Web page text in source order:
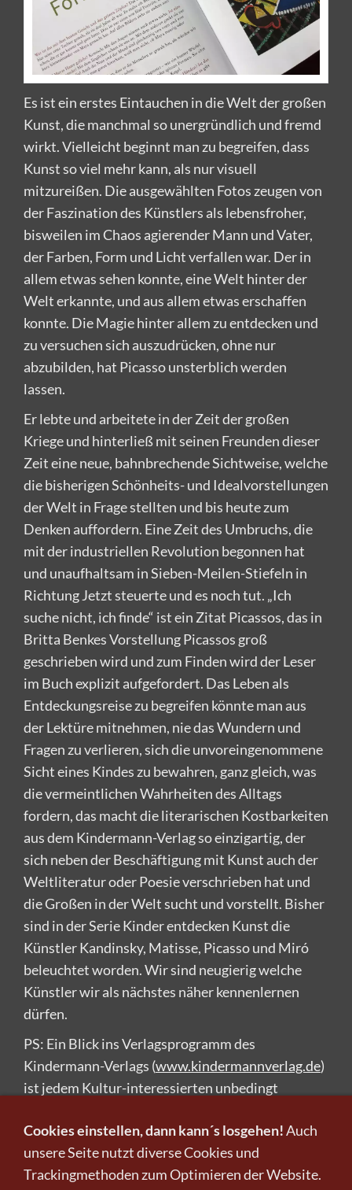
Es ist ein erstes Eintauchen in die Welt der großen
Kunst, die manchmal so unergründlich und fremd
wirkt. Vielleicht beginnt man zu begreifen, dass
Kunst so viel mehr kann, als nur visuell
mitzureißen. Die ausgewählten Fotos zeugen von
der Faszination des Künstlers als lebensfroher,
bisweilen im Chaos agierender Mann und Vater,
der Farben, Form und Licht verfallen war. Der in
allem etwas sehen konnte, eine Welt hinter der
Welt erkannte, und aus allem etwas erschaffen
konnte. Die Magie hinter allem zu entdecken und
zu versuchen sich auszudrücken, ohne nur
abzubilden, hat Picasso unsterblich werden
lassen.
Er lebte und arbeitete in der Zeit der großen
Kriege und hinterließ mit seinen Freunden dieser
Zeit eine neue, bahnbrechende Sichtweise, welche
die bisherigen Schönheits- und Idealvorstellungen
der Welt in Frage stellten und bis heute zum
Denken auffordern. Eine Zeit des Umbruchs, die
mit der industriellen Revolution begonnen hat
und unaufhaltsam in Sieben-Meilen-Stiefeln in
Richtung Jetzt steuerte und es noch tut. „Ich
suche nicht, ich finde“ ist ein Zitat Picassos, das in
Britta Benkes Vorstellung Picassos groß
geschrieben wird und zum Finden wird der Leser
im Buch explizit aufgefordert. Das Leben als
Entdeckungsreise zu begreifen könnte man aus
der Lektüre mitnehmen, nie das Wundern und
Fragen zu verlieren, sich die unvoreingenommene
Sicht eines Kindes zu bewahren, ganz gleich, was
die vermeintlichen Wahrheiten des Alltags
fordern, das macht die literarischen Kostbarkeiten
aus dem Kindermann-Verlag so einzigartig, der
sich neben der Beschäftigung mit Kunst auch der
Weltliteratur oder Poesie verschrieben hat und
die Großen in der Welt sucht und vorstellt. Bisher
sind in der Serie Kinder entdecken Kunst die
Künstler Kandinsky, Matisse, Picasso und Miró
beleuchtet worden. Wir sind neugierig welche
Künstler wir als nächstes näher kennenlernen
dürfen.
PS: Ein Blick ins Verlagsprogramm des
Kindermann-Verlags (www.kindermannverlag.de)
ist jedem Kultur-interessierten unbedingt
Reise durch die Zeit, die man kennen sollte, um
das Heute zu verstehen, der sollte einen Blick in
die Leseproben als „Kultur-appetizer“ werfen.
Cookies einstellen, dann kann´s losgehen!Auch
unsere Seite nutzt diverse Cookies und
Trackingmethoden zum Optimieren der Website.